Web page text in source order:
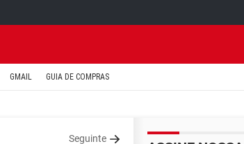
GMAIL GUIA DE COMPRAS
Seguinte